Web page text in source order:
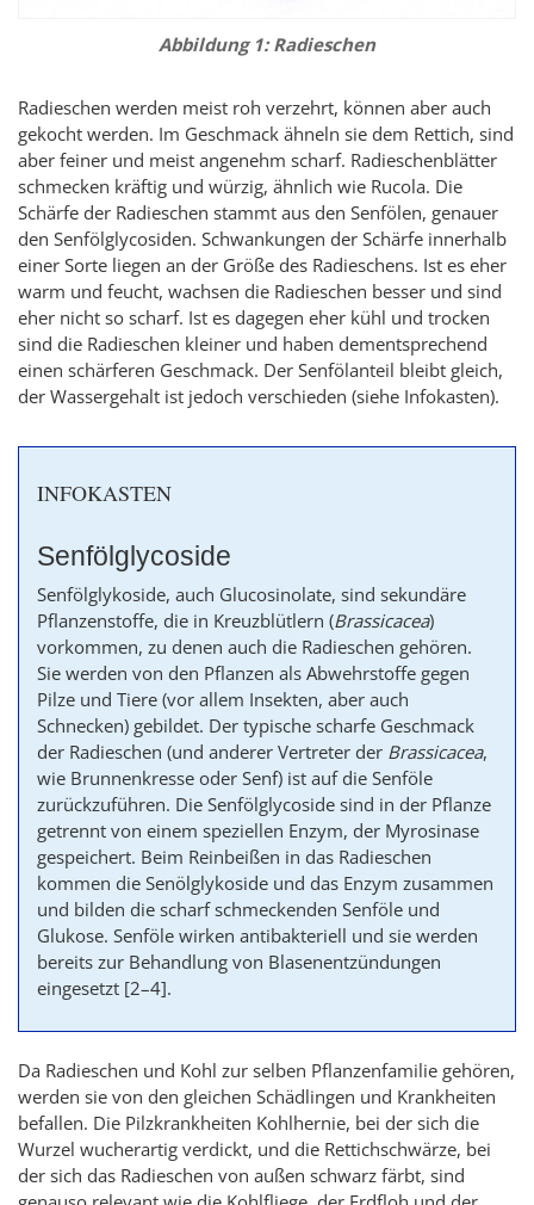
Abbildung 1: Radieschen
Radieschen werden meist roh verzehrt, können aber auch
gekocht werden. Im Geschmack ähneln sie dem Rettich, sind
aber feiner und meist angenehm scharf. Radieschenblätter
schmecken kräftig und würzig, ähnlich wie Rucola. Die
Schärfe der Radieschen stammt aus den Senfölen, genauer
den Senfölglycosiden. Schwankungen der Schärfe innerhalb
einer Sorte liegen an der Größe des Radieschens. Ist es eher
warm und feucht, wachsen die Radieschen besser und sind
eher nicht so scharf. Ist es dagegen eher kühl und trocken
sind die Radieschen kleiner und haben dementsprechend
einen schärferen Geschmack. Der Senfölanteil bleibt gleich,
der Wassergehalt ist jedoch verschieden (siehe Infokasten).
INFOKASTEN
Senfölglycoside
Senfölglykoside, auch Glucosinolate, sind sekundäre
Pflanzenstoffe, die in Kreuzblütlern (Brassicacea)
vorkommen, zu denen auch die Radieschen gehören.
Sie werden von den Pflanzen als Abwehrstoffe gegen
Pilze und Tiere (vor allem Insekten, aber auch
Schnecken) gebildet. Der typische scharfe Geschmack
der Radieschen (und anderer Vertreter der Brassicacea,
wie Brunnenkresse oder Senf) ist auf die Senföle
zurückzuführen. Die Senfölglycoside sind in der Pflanze
getrennt von einem speziellen Enzym, der Myrosinase
gespeichert. Beim Reinbeißen in das Radieschen
kommen die Senölglykoside und das Enzym zusammen
und bilden die scharf schmeckenden Senföle und
Glukose. Senföle wirken antibakteriell und sie werden
bereits zur Behandlung von Blasenentzündungen
eingesetzt [2–4].
Da Radieschen und Kohl zur selben Pflanzenfamilie gehören,
werden sie von den gleichen Schädlingen und Krankheiten
befallen. Die Pilzkrankheiten Kohlhernie, bei der sich die
Wurzel wucherartig verdickt, und die Rettichschwärze, bei
der sich das Radieschen von außen schwarz färbt, sind